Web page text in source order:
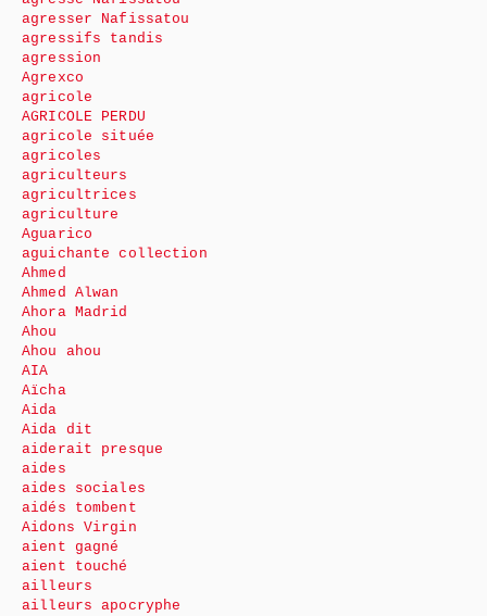
agresser Nafissatou
agressifs tandis
agression
Agrexco
agricole
AGRICOLE PERDU
agricole située
agricoles
agriculteurs
agricultrices
agriculture
Aguarico
aguichante collection
Ahmed
Ahmed Alwan
Ahora Madrid
Ahou
Ahou ahou
AIA
Aïcha
Aida
Aida dit
aiderait presque
aides
aides sociales
aidés tombent
Aidons Virgin
aient gagné
aient touché
ailleurs
ailleurs apocryphe